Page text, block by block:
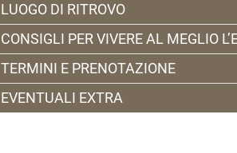
€ 65,00 a persona comprensivi di
picnic con prodotti locali e nr.1 bottiglia
€ 30,00 per bambini fino ai 12 anni
mela di loro produzione.
Servizi inclusi: buono del 10% di sconto
LUOGO DI RITROVO
Via Bassano, 3 – Trento (TN)
ore 10.30
CONSIGLI PER VIVERE AL MEGLIO
Si consiglia abbigliamento comodo e
TERMINI E PRENOTAZIONE
Prenotazione obbligatoria almeno 24
EVENTUALI EXTRA